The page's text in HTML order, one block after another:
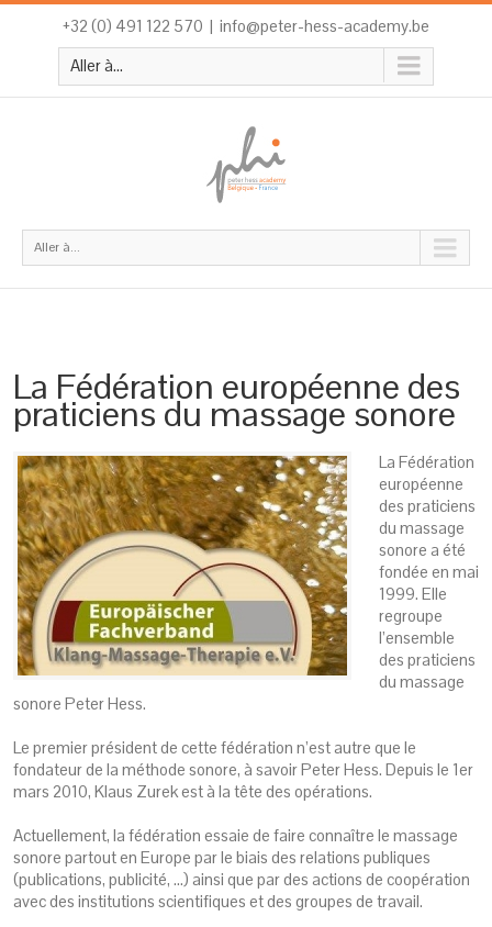
+32 (0) 491 122 570 | info@peter-hess-academy.be
Aller à...
Aller à...
La Fédération européenne des
praticiens du massage sonore
La Fédération
européenne
des praticiens
du massage
sonore a été
fondée en mai
1999. Elle
regroupe
l’ensemble
des praticiens
du massage
sonore Peter Hess.
Le premier président de cette fédération n’est autre que le
fondateur de la méthode sonore, à savoir Peter Hess. Depuis le 1er
mars 2010, Klaus Zurek est à la tête des opérations.
Actuellement, la fédération essaie de faire connaître le massage
sonore partout en Europe par le biais des relations publiques
(publications, publicité, …) ainsi que par des actions de coopération
avec des institutions scientifiques et des groupes de travail.